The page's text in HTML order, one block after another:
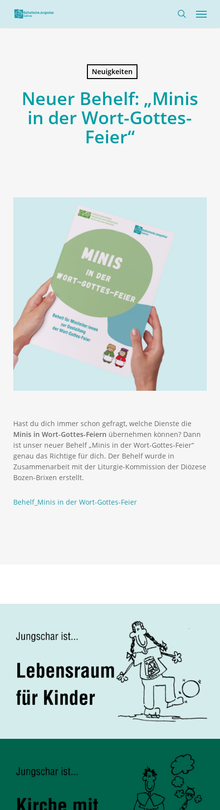
main
Menü
Neuigkeiten
Neuer Behelf: „Minis
in der Wort-Gottes-
Feier“
Hast du dich immer schon gefragt, welche Dienste die
Minis in Wort-Gottes-Feiern übernehmen können? Dann
ist unser neuer Behelf „Minis in der Wort-Gottes-Feier“
genau das Richtige für dich. Der Behelf wurde in
Zusammenarbeit mit der Liturgie-Kommission der Diözese
Bozen-Brixen erstellt.
Behelf_Minis in der Wort-Gottes-Feier